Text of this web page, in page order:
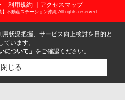
｜ 利用規約 ｜アクセスマップ
不動産ステーション沖縄 All rights reserved.
状況把握、サービス向上検討を目的と
います。
について」 をご確認ください。
閉じる